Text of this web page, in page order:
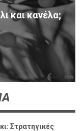
και κανέλα;
Στρατηγικές